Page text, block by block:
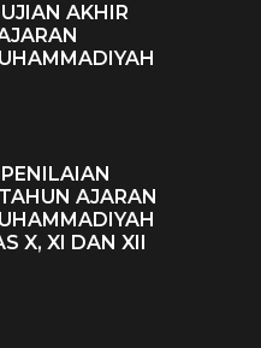
AKHIR
AJARAN
X, XI DAN XII